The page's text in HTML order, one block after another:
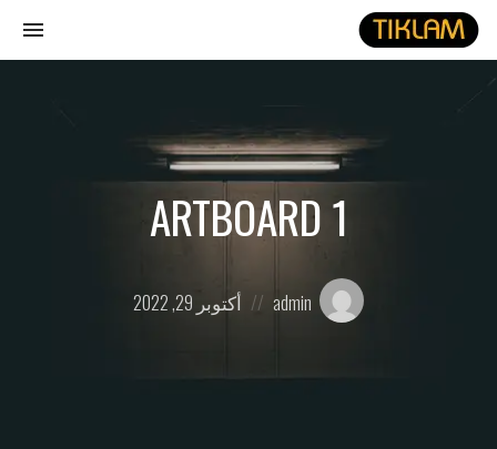
نصل
ARTBOARD 1
Posted
by:
admin
Posted
on
أكتوبر 29, 2022